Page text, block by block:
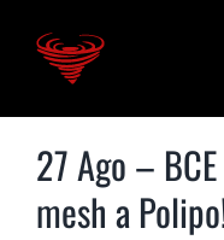
27 Ago –
mesh a